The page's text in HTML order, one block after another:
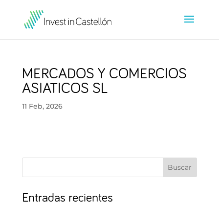
MERCADOS Y COMERCIOS
ASIATICOS SL
11 Feb, 2026
Buscar
Entradas recientes